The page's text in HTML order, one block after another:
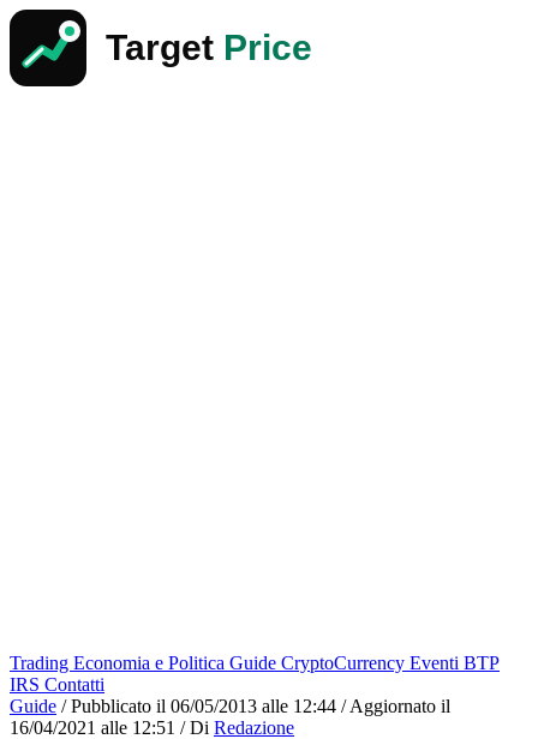
Trading Economia e Politica Guide CryptoCurrency Eventi BTP
IRS Contatti
Guide / Pubblicato il 06/05/2013 alle 12:44 / Aggiornato il
16/04/2021 alle 12:51 / Di Redazione